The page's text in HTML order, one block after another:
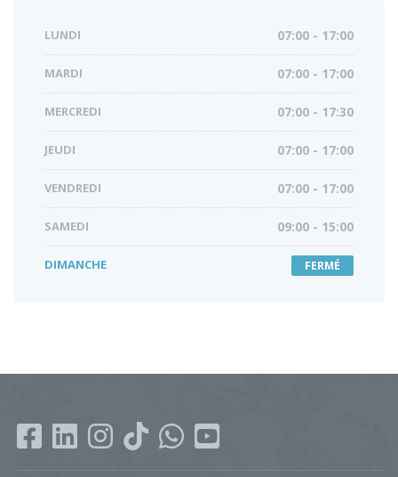
LUNDI 07:00 - 17:00
MARDI 07:00 - 17:00
MERCREDI 07:00 - 17:30
JEUDI 07:00 - 17:00
VENDREDI 07:00 - 17:00
SAMEDI 09:00 - 15:00
DIMANCHE FERMÉ